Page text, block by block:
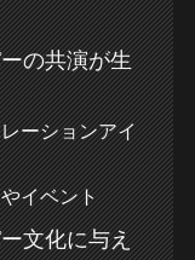
の共演が生
ーションアイ
イベント
文化に与え